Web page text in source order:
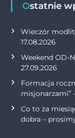
Ostatnie
Wieczór
17.08.2026
Weekend OD-
27.09.2026
Formacja
misjonarzami”
Co to za
dobra –